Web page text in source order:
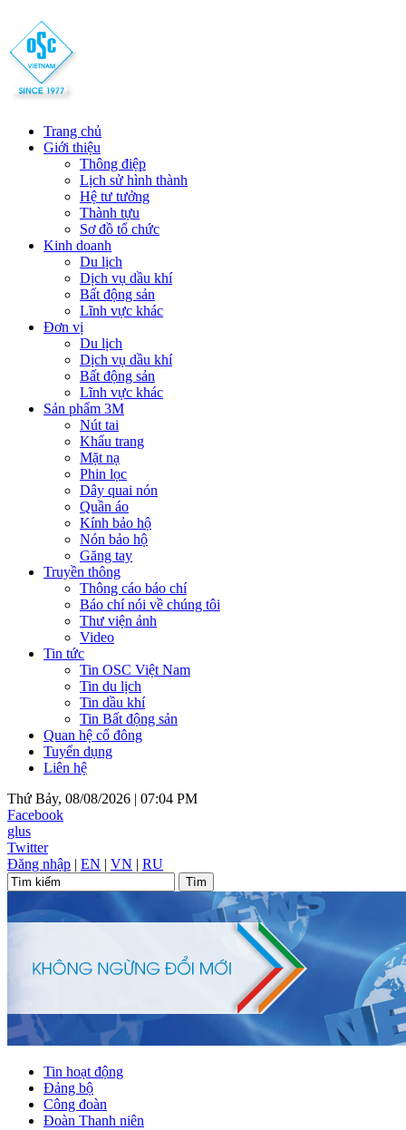
Trang chủ
Giới thiệu
Thông điệp
Lịch sử hình thành
Hệ tư tưởng
Thành tựu
Sơ đồ tổ chức
Kinh doanh
Du lịch
Dịch vụ dầu khí
Bất động sản
Lĩnh vực khác
Đơn vị
Du lịch
Dịch vụ dầu khí
Bất động sản
Lĩnh vực khác
Sản phẩm 3M
Nút tai
Khẩu trang
Mặt nạ
Phin lọc
Dây quai nón
Quần áo
Kính bảo hộ
Nón bảo hộ
Găng tay
Truyền thông
Thông cáo báo chí
Báo chí nói về chúng tôi
Thư viện ảnh
Video
Tin tức
Tin OSC Việt Nam
Tin du lịch
Tin dầu khí
Tin Bất động sản
Quan hệ cổ đông
Tuyển dụng
Liên hệ
Thứ Bảy, 08/08/2026 | 07:04 PM
Facebook
glus
Twitter
Đăng nhập | EN | VN | RU
Tin hoạt động
Đảng bộ
Công đoàn
Đoàn Thanh niên